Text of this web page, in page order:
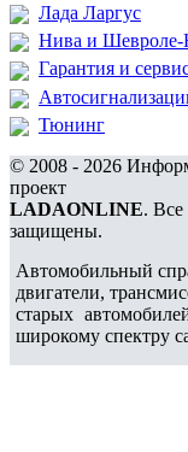
Лада Ларгус
Нива и Шевроле-
Гарантия и
Тюнинг
© 2008 - 2026
проект
LADAONLINE. Все
защищены.
Автомобильный
двигатели,
старых
широкому спектру